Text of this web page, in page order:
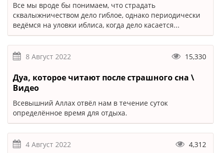
Все мы вроде бы понимаем, что страдать
сквалыжничеством дело гиблое, однако периодически
ведёмся на уловки иблиса, когда дело касается...
8 Август 2022 15,330
Дуа, которое читают после страшного сна \
Видео
Всевышний Аллах отвёл нам в течение суток
определённое время для отдыха.
4 Август 2022 4,312